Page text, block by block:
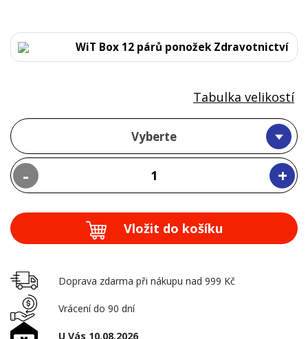
WiT Box 12 párů ponožek Zdravotnictví
Vyberte
- +
Tabulka velikostí
Vložit do košíku
Doprava zdarma při nákupu nad 999 Kč
Vrácení do 90 dní
U Vás 10.08.2026